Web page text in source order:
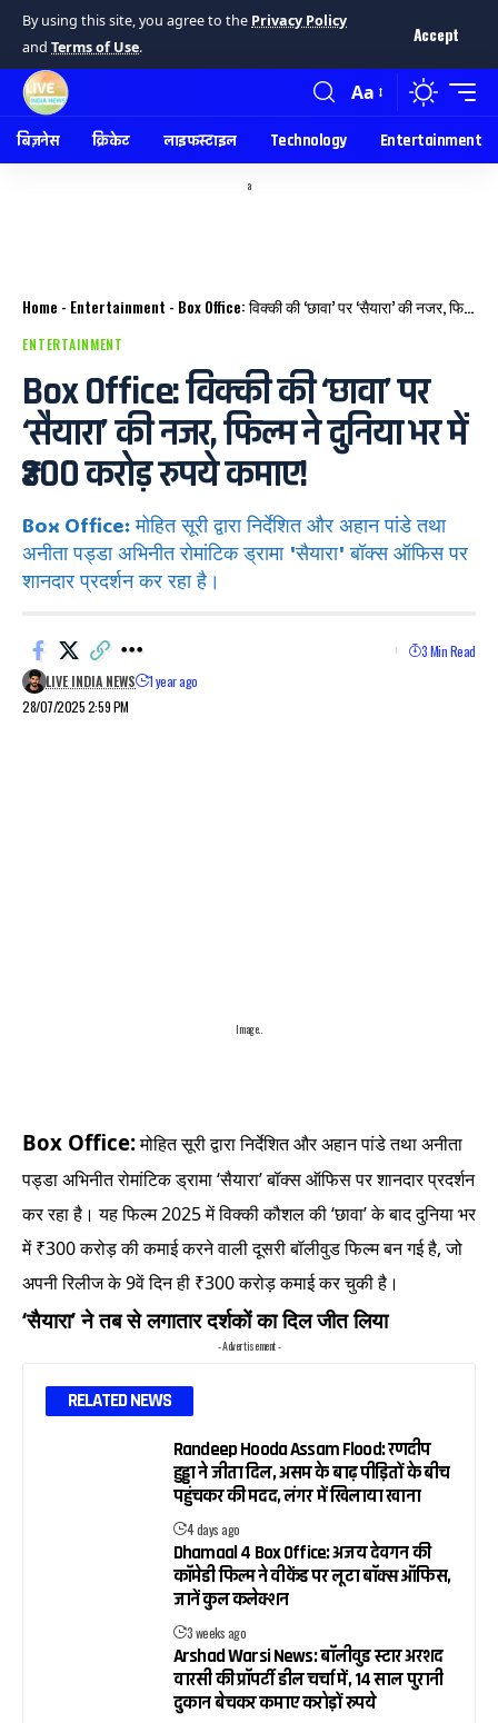
By using this site, you agree to the Privacy Policy
and Terms of Use.
Accept
Aa
बिज़नेस क्रिकेट लाइफस्टाइल Technology Entertainment
a
Home - Entertainment - Box Office: विक्की की ‘छावा’ पर ‘सैयारा’ की नजर, फिल्म ने दुनिया भर में ₹300 करोड़ रुपये कमाए!
ENTERTAINMENT
Box Office: विक्की की ‘छावा’ पर
‘सैयारा’ की नजर, फिल्म ने दुनिया भर में
₹300 करोड़ रुपये कमाए!
Box Office: मोहित सूरी द्वारा निर्देशित और अहान पांडे तथा
अनीता पड्डा अभिनीत रोमांटिक ड्रामा 'सैयारा' बॉक्स ऑफिस पर
शानदार प्रदर्शन कर रहा है।
28/07/2025 2:59 PM
LIVE INDIA NEWS 1 year ago
3 Min Read
Image..
Box Office:मोहित सूरी द्वारा निर्देशित और अहान पांडे तथा अनीता
पड्डा अभिनीत रोमांटिक ड्रामा ‘सैयारा’ बॉक्स ऑफिस पर शानदार प्रदर्शन
कर रहा है। यह फिल्म 2025 में विक्की कौशल की ‘छावा’ के बाद दुनिया भर
में ₹300 करोड़ की कमाई करने वाली दूसरी बॉलीवुड फिल्म बन गई है, जो
अपनी रिलीज के 9वें दिन ही ₹300 करोड़ कमाई कर चुकी है।
‘सैयारा’ ने तब से लगातार दर्शकों का दिल जीत लिया
- Advertisement -
RELATED NEWS
Randeep Hooda Assam Flood: रणदीप
हुड्डा ने जीता दिल, असम के बाढ़ पीड़ितों के बीच
पहुंचकर की मदद, लंगर में खिलाया खाना
4 days ago
Dhamaal 4 Box Office: अजय देवगन की
कॉमेडी फिल्म ने वीकेंड पर लूटा बॉक्स ऑफिस,
जानें कुल कलेक्शन
3 weeks ago
Arshad Warsi News: बॉलीवुड स्टार अरशद
वारसी की प्रॉपर्टी डील चर्चा में, 14 साल पुरानी
दुकान बेचकर कमाए करोड़ों रुपये